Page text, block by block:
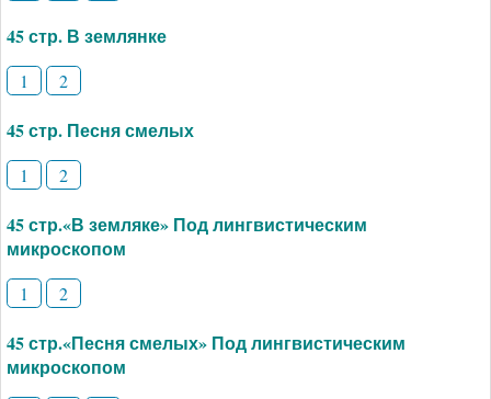
45 стр. В землянке
1 2
45 стр. Песня смелых
1 2
45 стр.«В земляке» Под лингвистическим
микроскопом
1 2
45 стр.«Песня смелых» Под лингвистическим
микроскопом